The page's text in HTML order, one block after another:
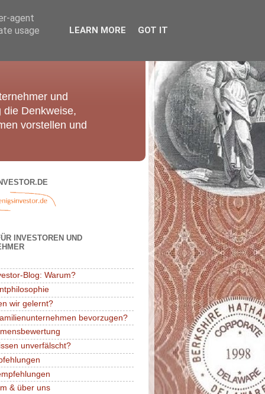
und
die Denkweise,
vorstellen und
INVESTOREN UND
Blog: Warum?
wir gelernt?
bevorzugen?
unverfälscht?
& über uns
agent
usage
LEARN MORE GOT IT